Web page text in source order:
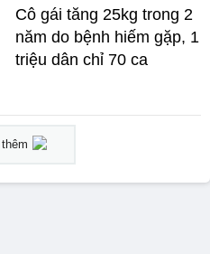
Cô gái tăng 25kg trong 2
năm do bệnh hiếm gặp, 1
triệu dân chỉ 70 ca